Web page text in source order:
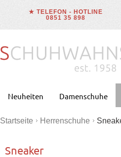
★ TELEFON - HOTLINE
0851 35 898
Neuheiten Damenschuhe
Startseite Herrenschuhe
Sneaker